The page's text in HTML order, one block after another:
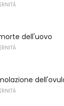
dell'uovo